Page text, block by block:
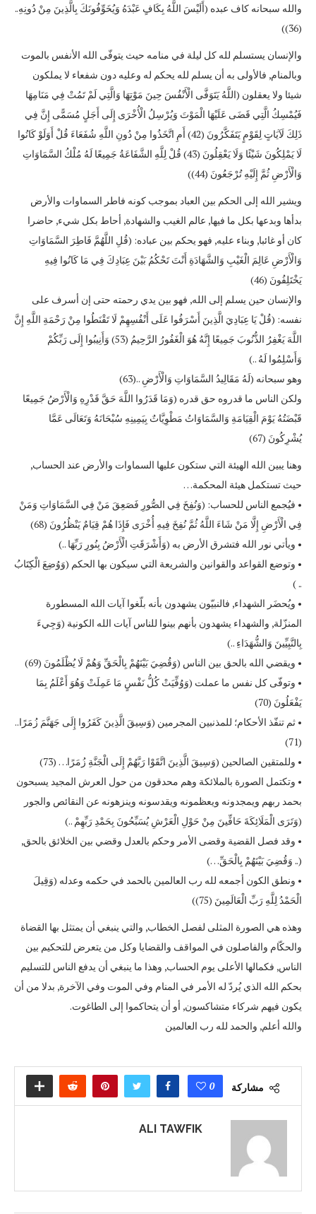
والله سبحانه كاف عبده (أَلَيْسَ اللَّهُ بِكَافٍ عَبْدَهُ وَيُخَوِّفُونَكَ بِالَّذِينَ مِنْ دُونِهِ..
(36))
والإنسان يستسلم لله كل ليلة في منامه حيث يتوفّى الله الأنفس بالموت
وبالمنام, فالأولى به أن يسلم لله يحكم له وعليه دون شفعاء لا يملكون
شيئا ولا يعقلون (اللَّهُ يَتَوَفَّى الْأَنْفُسَ حِينَ مَوْتِهَا وَالَّتِي لَمْ تَمُتْ فِي مَنَامِهَا
فَيُمْسِكُ الَّتِي قَضَى عَلَيْهَا الْمَوْتَ وَيُرْسِلُ الْأُخْرَى إِلَى أَجَلٍ مُسَمًّى إِنَّ فِي
ذَلِكَ لَآيَاتٍ لِقَوْمٍ يَتَفَكَّرُونَ (42) أَمِ اتَّخَذُوا مِنْ دُونِ اللَّهِ شُفَعَاءَ قُلْ أَوَلَوْ كَانُوا
لَا يَمْلِكُونَ شَيْئًا وَلَا يَعْقِلُونَ (43) قُلْ لِلَّهِ الشَّفَاعَةُ جَمِيعًا لَهُ مُلْكُ السَّمَاوَاتِ
وَالْأَرْضِ ثُمَّ إِلَيْهِ تُرْجَعُونَ (44))
ويشير الله إلى الحكم بين العباد بموجب كونه فاطر السماوات والأرض
بدأها وبدعها بكل ما فيها, عالم الغيب والشهادة, أحاط بكل شيء, حاضرا
كان أو غائبا, وبناء عليه, فهو يحكم بين عباده: (قُلِ اللَّهُمَّ فَاطِرَ السَّمَاوَاتِ
وَالْأَرْضِ عَالِمَ الْغَيْبِ وَالشَّهَادَةِ أَنْتَ تَحْكُمُ بَيْنَ عِبَادِكَ فِي مَا كَانُوا فِيهِ
يَخْتَلِفُونَ (46)
والإنسان حين يسلم إلى الله, فهو بين يدي رحمته حتى إن أسرف على
نفسه: (قُلْ يَا عِبَادِيَ الَّذِينَ أَسْرَفُوا عَلَى أَنْفُسِهِمْ لَا تَقْنَطُوا مِنْ رَحْمَةِ اللَّهِ إِنَّ
اللَّهَ يَغْفِرُ الذُّنُوبَ جَمِيعًا إِنَّهُ هُوَ الْغَفُورُ الرَّحِيمُ (53) وَأَنِيبُوا إِلَى رَبِّكُمْ
وَأَسْلِمُوا لَهُ ..)
وهو سبحانه (لَهُ مَقَالِيدُ السَّمَاوَاتِ وَالْأَرْضِ ..(63)
ولكن الناس ما قدروه حق قدره (وَمَا قَدَرُوا اللَّهَ حَقَّ قَدْرِهِ وَالْأَرْضُ جَمِيعًا
قَبْضَتُهُ يَوْمَ الْقِيَامَةِ وَالسَّمَاوَاتُ مَطْوِيَّاتٌ بِيَمِينِهِ سُبْحَانَهُ وَتَعَالَى عَمَّا
يُشْرِكُونَ (67)
وهنا يبين الله الهيئة التي ستكون عليها السماوات والأرض عند الحساب,
حيث تستكمل هيئة المحكمة…
• فيُجمع الناس للحساب: (وَنُفِخَ فِي الصُّورِ فَصَعِقَ مَنْ فِي السَّمَاوَاتِ وَمَنْ
فِي الْأَرْضِ إِلَّا مَنْ شَاءَ اللَّهُ ثُمَّ نُفِخَ فِيهِ أُخْرَى فَإِذَا هُمْ قِيَامٌ يَنْظُرُونَ (68)
• ويأتي نور الله فتشرق الأرض به (وَأَشْرَقَتِ الْأَرْضُ بِنُورِ رَبِّهَا ..)
• وتوضع القواعد والقوانين والشريعة التي سيكون بها الحكم (وَوُضِعَ الْكِتَابُ
.. )
• ويُحضَر الشهداء, فالنبيّون يشهدون بأنه بلّغوا آيات الله المسطورة
المنزّلة, والشهداء يشهدون بأنهم بينوا للناس آيات الله الكونية (وَجِيءَ
بِالنَّبِيِّينَ وَالشُّهَدَاءِ ..)
• ويقضي الله بالحق بين الناس (وَقُضِيَ بَيْنَهُمْ بِالْحَقِّ وَهُمْ لَا يُظْلَمُونَ (69)
• وتوفّى كل نفس ما عملت (وَوُفِّيَتْ كُلُّ نَفْسٍ مَا عَمِلَتْ وَهُوَ أَعْلَمُ بِمَا
يَفْعَلُونَ (70)
• ثم تنفّذ الأحكام؛ للمذنبين المجرمين (وَسِيقَ الَّذِينَ كَفَرُوا إِلَى جَهَنَّمَ زُمَرًا..
(71)
• وللمتقين الصالحين (وَسِيقَ الَّذِينَ اتَّقَوْا رَبَّهُمْ إِلَى الْجَنَّةِ زُمَرًا… (73)
• وتكتمل الصورة بالملائكة وهم محدقون من حول العرش المجيد يسبحون
بحمد ربهم ويمجدونه ويعظمونه ويقدسونه وينزهونه عن النقائص والجور
(وَتَرَى الْمَلَائِكَةَ حَافِّينَ مِنْ حَوْلِ الْعَرْشِ يُسَبِّحُونَ بِحَمْدِ رَبِّهِمْ ..)
• وقد فصل القضية وقضى الأمر وحكم بالعدل وقضي بين الخلائق بالحق,
(.. وَقُضِيَ بَيْنَهُمْ بِالْحَقِّ…)
• ونطق الكون أجمعه لله رب العالمين بالحمد في حكمه وعدله (وَقِيلَ
الْحَمْدُ لِلَّهِ رَبِّ الْعَالَمِينَ (75))
وهذه هي الصورة المثلى لفصل الخطاب, والتي ينبغي أن يمتثل بها القضاة
والحكّام والفاصلون في المواقف والقضايا وكل من يتعرض للتحكيم بين
الناس, فكمالها الأعلى يوم الحساب, وهذا ما ينبغي أن يدفع الناس للتسليم
بحكم الله الذي يُردّ له الأمر في المنام وفي الموت وفي الآخرة, بدلا من أن
يكون فيهم شركاء متشاكسون, أو أن يتحاكموا إلى الطاغوت.
والله أعلم, والحمد لله رب العالمين
مشاركة 0
ALI TAWFIK